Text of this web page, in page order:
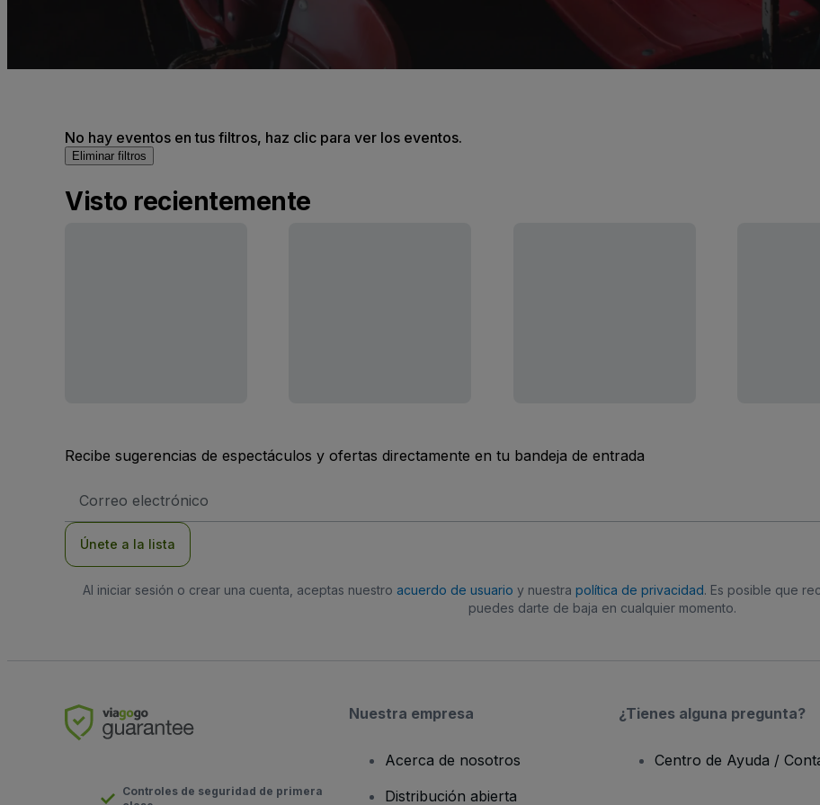
No hay eventos en tus filtros, haz clic para ver los eventos.
Eliminar filtros
Visto recientemente
Recibe sugerencias de espectáculos y ofertas directamente en tu bandeja de entrada
de
Únete a la lista
Al iniciar sesión o crear una cuenta, aceptas nuestro acuerdo de usuario y nuestra política de privacidad. Es posible que
puedes darte de baja en cualquier momento.
Controles de seguridad de primera
Nuestra empresa
Acerca de nosotros
Distribución abierta
¿Tienes alguna pregunta?
Centro de Ayuda /